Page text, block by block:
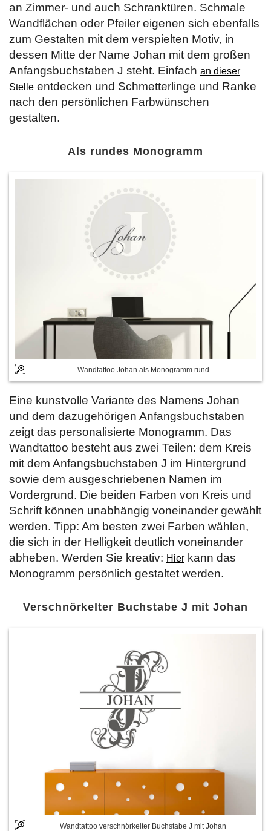
an Zimmer- und auch Schranktüren. Schmale
Wandflächen oder Pfeiler eigenen sich ebenfalls
zum Gestalten mit dem verspielten Motiv, in
dessen Mitte der Name Johan mit dem großen
Anfangsbuchstaben J steht. Einfach an dieser
Stelle entdecken und Schmetterlinge und Ranke
nach den persönlichen Farbwünschen
gestalten.
Als rundes Monogramm
Wandtattoo Johan als Monogramm rund
Eine kunstvolle Variante des Namens Johan
und dem dazugehörigen Anfangsbuchstaben
zeigt das personalisierte Monogramm. Das
Wandtattoo besteht aus zwei Teilen: dem Kreis
mit dem Anfangsbuchstaben J im Hintergrund
sowie dem ausgeschriebenen Namen im
Vordergrund. Die beiden Farben von Kreis und
Schrift können unabhängig voneinander gewählt
werden. Tipp: Am besten zwei Farben wählen,
die sich in der Helligkeit deutlich voneinander
abheben. Werden Sie kreativ: Hier kann das
Monogramm persönlich gestaltet werden.
Verschnörkelter Buchstabe J mit Johan
Wandtattoo verschnörkelter Buchstabe J mit Johan